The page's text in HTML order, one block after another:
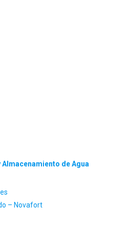
Almacenamiento de Agua
– Novafort